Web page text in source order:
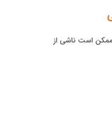
است ناشی از